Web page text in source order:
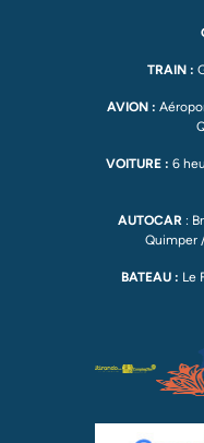
TRAIN :
AVION :
VOITURE : 6
AUTOCAR :
Quimper
BATEAU : Le